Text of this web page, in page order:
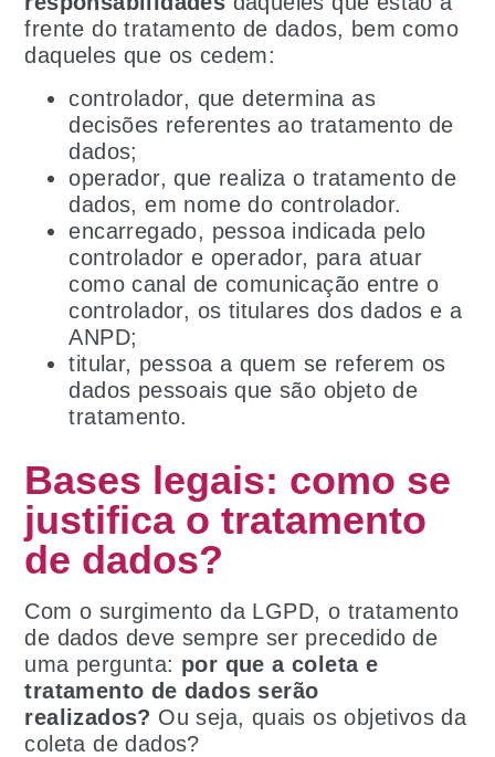
frente do tratamento de dados, bem como
daqueles que os cedem:
controlador, que determina as
decisões referentes ao tratamento de
dados;
operador, que realiza o tratamento de
dados, em nome do controlador.
encarregado, pessoa indicada pelo
controlador e operador, para atuar
como canal de comunicação entre o
controlador, os titulares dos dados e a
ANPD;
titular, pessoa a quem se referem os
dados pessoais que são objeto de
tratamento.
Bases legais: como se
justifica o tratamento
de dados?
Com o surgimento da LGPD, o tratamento
de dados deve sempre ser precedido de
uma pergunta: por que a coleta e
tratamento de dados serão
realizados? Ou seja, quais os objetivos da
coleta de dados?